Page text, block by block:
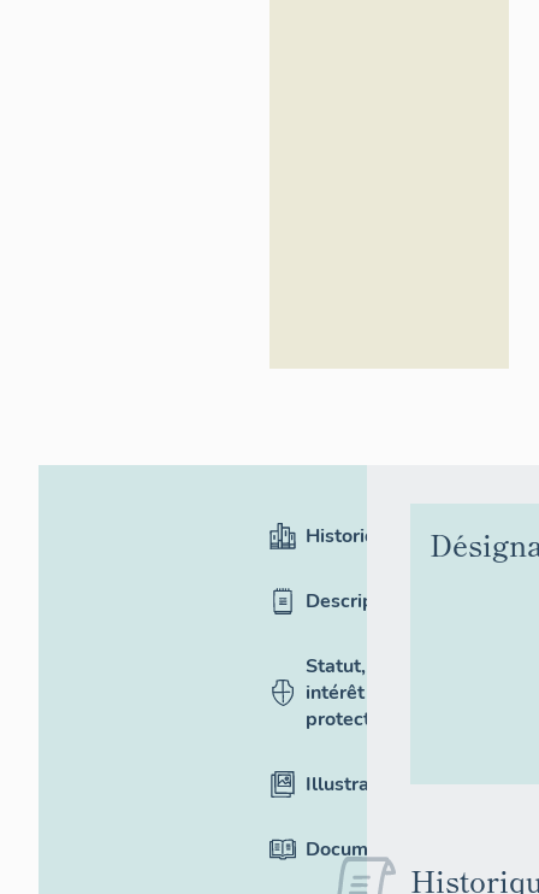
Historique
Description
Statut,
intérêt et
protection
Illustrations
Documentation